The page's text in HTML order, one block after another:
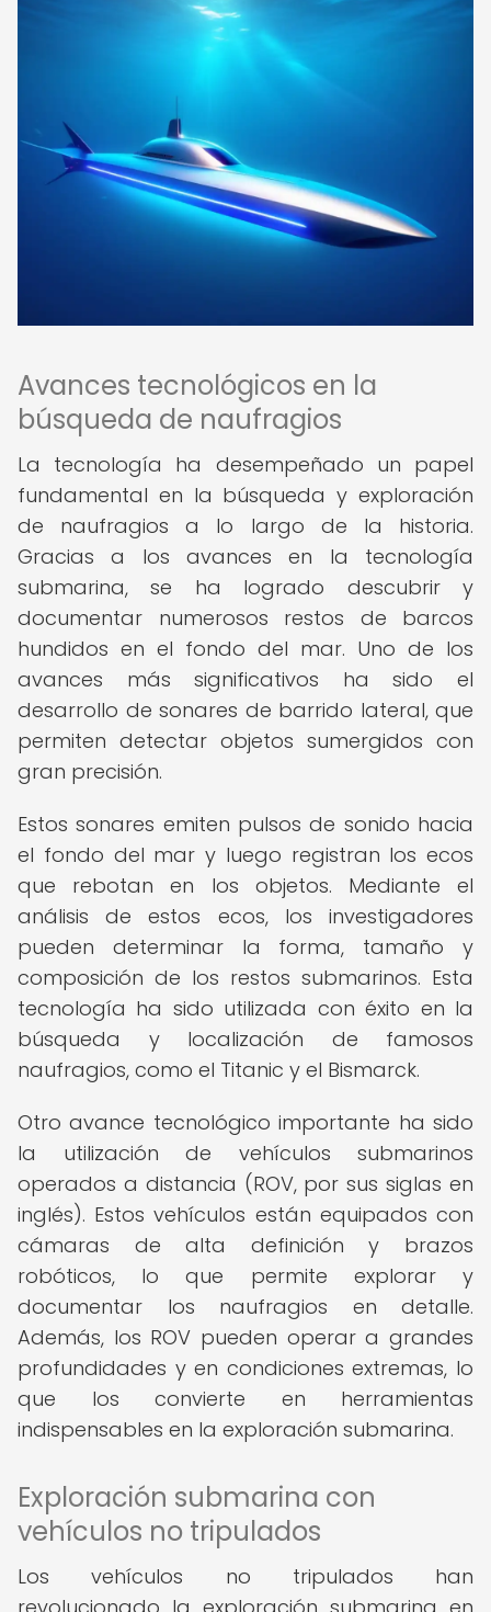
Avances tecnológicos en la
búsqueda de naufragios
La tecnología ha desempeñado un papel
fundamental en la búsqueda y exploración
de naufragios a lo largo de la historia.
Gracias a los avances en la tecnología
submarina, se ha logrado descubrir y
documentar numerosos restos de barcos
hundidos en el fondo del mar. Uno de los
avances más significativos ha sido el
desarrollo de sonares de barrido lateral, que
permiten detectar objetos sumergidos con
gran precisión.
Estos sonares emiten pulsos de sonido hacia
el fondo del mar y luego registran los ecos
que rebotan en los objetos. Mediante el
análisis de estos ecos, los investigadores
pueden determinar la forma, tamaño y
composición de los restos submarinos. Esta
tecnología ha sido utilizada con éxito en la
búsqueda y localización de famosos
naufragios, como el Titanic y el Bismarck.
Otro avance tecnológico importante ha sido
la utilización de vehículos submarinos
operados a distancia (ROV, por sus siglas en
inglés). Estos vehículos están equipados con
cámaras de alta definición y brazos
robóticos, lo que permite explorar y
documentar los naufragios en detalle.
Además, los ROV pueden operar a grandes
profundidades y en condiciones extremas, lo
que los convierte en herramientas
indispensables en la exploración submarina.
Exploración submarina con
vehículos no tripulados
Los vehículos no tripulados han